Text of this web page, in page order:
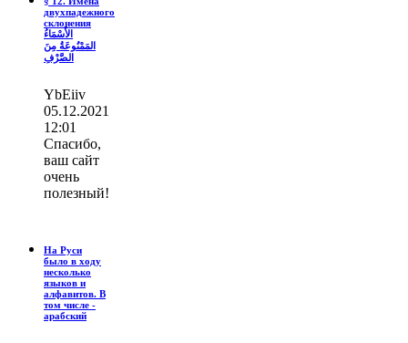
двухпадежного
склонения
الأَسْمَاءُ
المَمْنُوعَةُ مِنَ
الصَّرْفِ
YbEiiv
05.12.2021
12:01
Спасибо,
ваш сайт
очень
полезный!
На Руси
было в ходу
несколько
языков и
алфавитов. В
том числе -
арабский